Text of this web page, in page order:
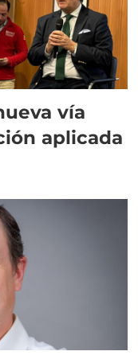
vía
aplicada